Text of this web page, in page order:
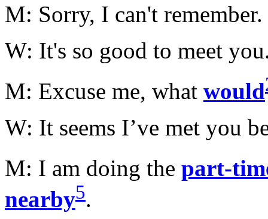
M: Sorry, I can't remember.
W: It's so good to meet
M: Excuse me, what would
W: It seems I’ve met you
M: I am doing the part-
nearby5.